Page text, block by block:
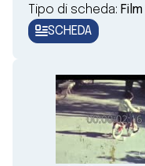
Tipo di scheda: Film
SCHEDA